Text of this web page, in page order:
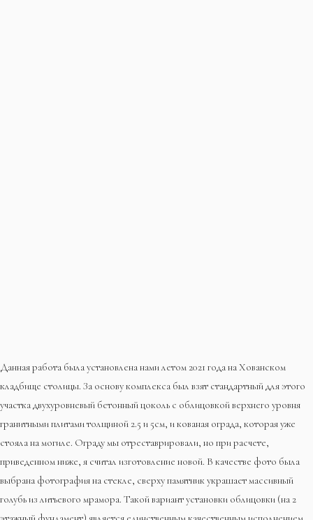
Данная работа была установлена нами летом 2021 года на Хованском
кладбище столицы. За основу комплекса был взят стандартный для этого
участка двухуровневый бетонный цоколь с облицовкой верхнего уровня
гранитными плитами толщиной 2.5 и 5см, и кованая ограда, которая уже
стояла на могиле. Ограду мы отреставрировали, но при расчете,
приведенном ниже, я считал изготовление новой. В качестве фото была
выбрана фотография на стекле, сверху памятник украшает массивный
голубь из литьевого мрамора. Такой вариант установки облицовки (на 2